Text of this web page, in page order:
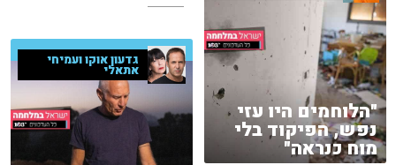
"הלוחמים היו עזי
נפש, הפיקוד בלי
מוח כנראה"
גדעון אוקו ועמיחי
אתאלי